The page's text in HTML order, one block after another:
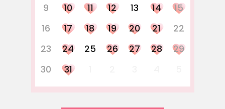
9
10 11 12 13 14
15
16
17 18 19 20 21
22
23
24 25 26 27 28
29
30
31